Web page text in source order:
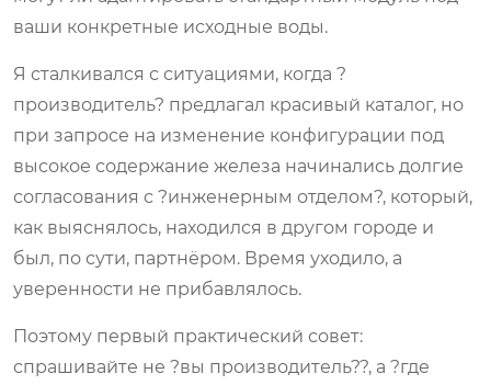
ваши конкретные исходные воды.
Я сталкивался с ситуациями, когда ?
производитель? предлагал красивый каталог, но
при запросе на изменение конфигурации под
высокое содержание железа начинались долгие
согласования с ?инженерным отделом?, который,
как выяснялось, находился в другом городе и
был, по сути, партнёром. Время уходило, а
уверенности не прибавлялось.
Поэтому первый практический совет:
спрашивайте не ?вы производитель??, а ?где